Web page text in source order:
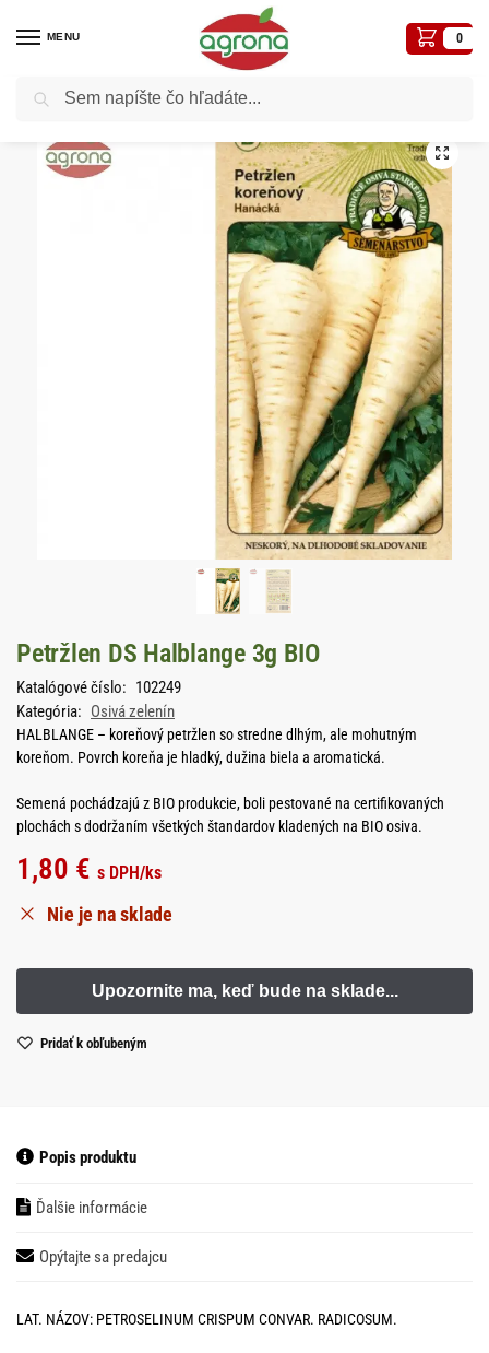
MENU 0
Domov Semená - osivá / Osivá zelenín
Petržlen DS Halblange 3g BIO
Katalógové číslo: 102249
Kategória: Osivá zelenín
HALBLANGE – koreňový petržlen so stredne dlhým, ale mohutným
koreňom. Povrch koreňa je hladký, dužina biela a aromatická.
Semená pochádzajú z BIO produkcie, boli pestované na certifikovaných
plochách s dodržaním všetkých štandardov kladených na BIO osiva.
1,80 € s DPH/ks
Nie je na sklade
Pridať k obľubeným
Popis produktu
Ďalšie informácie
Opýtajte sa predajcu
LAT. NÁZOV: PETROSELINUM CRISPUM CONVAR. RADICOSUM.